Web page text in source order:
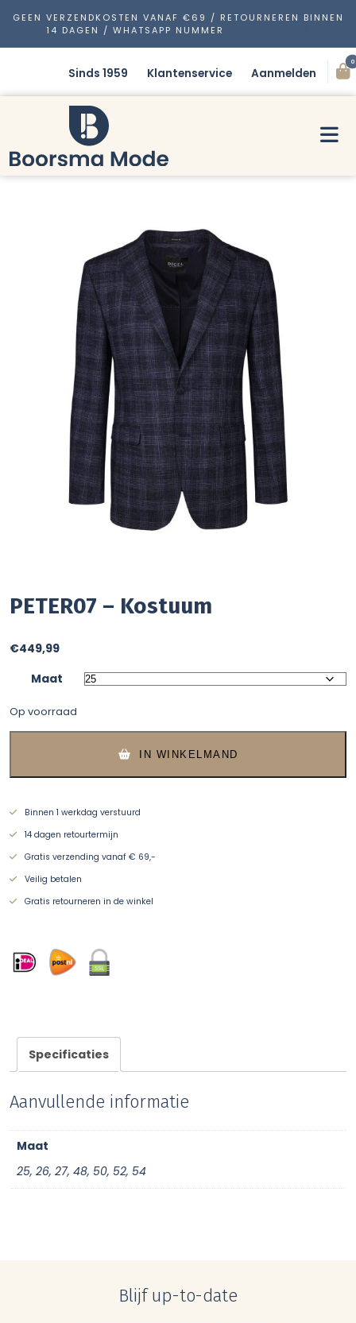
GEEN VERZENDKOSTEN VANAF €69 / RETOURNEREN BINNEN
14 DAGEN / WHATSAPP NUMMER
Sinds 1959 Klantenservice Aanmelden
0
PETER07 – Kostuum
€449,99
Maat
Op voorraad
IN WINKELMAND
Binnen 1 werkdag verstuurd
14 dagen retourtermijn
Gratis verzending vanaf € 69,-
Veilig betalen
Gratis retourneren in de winkel
Specificaties
Aanvullende informatie
Maat
25, 26, 27, 48, 50, 52, 54
Blijf up-to-date